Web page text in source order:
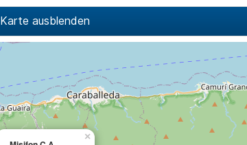
Karte ausblenden
×